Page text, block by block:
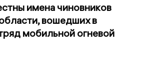
имена чиновников
вошедших в
мобильной огневой